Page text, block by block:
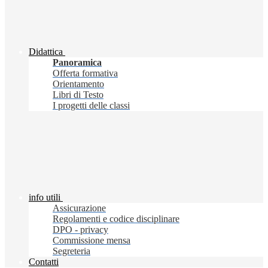
Didattica
Panoramica
Offerta formativa
Orientamento
Libri di Testo
I progetti delle classi
info utili
Assicurazione
Regolamenti e codice disciplinare
DPO - privacy
Commissione mensa
Segreteria
Contatti